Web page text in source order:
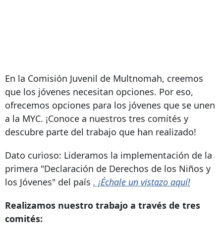
En la Comisión Juvenil de Multnomah, creemos
que los jóvenes necesitan opciones. Por eso,
ofrecemos opciones para los jóvenes que se unen
a la MYC. ¡Conoce a nuestros tres comités y
descubre parte del trabajo que han realizado!
Dato curioso: Lideramos la implementación de la
primera "Declaración de Derechos de los Niños y
los Jóvenes" del país . ¡Échale un vistazo aquí!
Realizamos nuestro trabajo a través de tres
comités: